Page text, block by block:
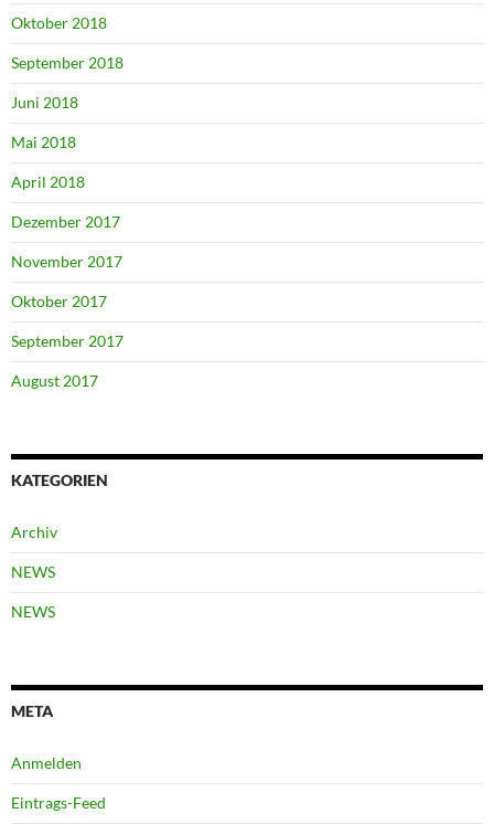
Oktober 2018
September 2018
Juni 2018
Mai 2018
April 2018
Dezember 2017
November 2017
Oktober 2017
September 2017
August 2017
KATEGORIEN
Archiv
NEWS
NEWS
META
Anmelden
Eintrags-Feed